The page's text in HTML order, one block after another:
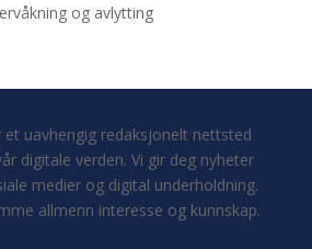
og avlytting
et uavhengig redaksjonelt nettsted
digitale verden. Vi gir deg nyheter
medier og digital underholdning.
allmenn interesse og kunnskap.